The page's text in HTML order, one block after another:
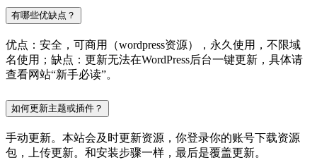
有哪些优缺点？
优点：安全，可商用（wordpress资源），永久使用，不限域
名使用；缺点：更新无法在WordPress后台一键更新，具体请
查看网站“新手必读”。
如何更新主题或插件？
手动更新。本站会及时更新资源，你登录你的账号下载资源
包，上传更新。和安装步骤一样，最后是覆盖更新。